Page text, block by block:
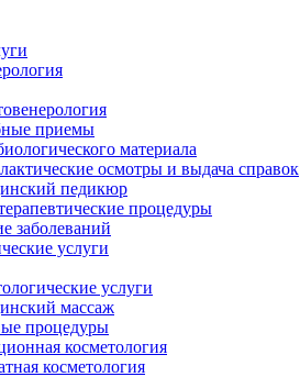
приемы
материала
осмотры и выдача справок
педикюр
процедуры
заболеваний
услуги
услуги
массаж
процедуры
косметология
косметология